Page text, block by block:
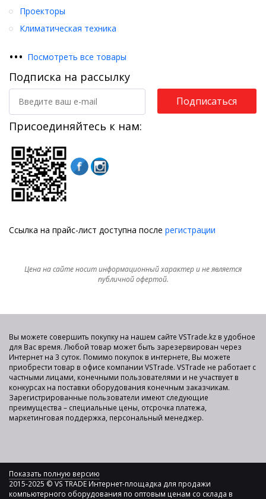
Проекторы
Климатическая техника
••• Посмотреть все товары
Подписка на рассылку
Подписаться
Присоединяйтесь к нам:
Ссылка на прайс-лист доступна после регистрации
Цена на сайте носит информационный характер и не является
публичной офертой.
Вы можете совершить покупку на нашем сайте VSTrade.kz в удобное
для Вас время. Любой товар может быть зарезервирован через
Интернет на 3 суток. Помимо покупок в интернете, Вы можете
приобрести товар в офисе компании VSTrade. VSTrade не работает с
частными лицами, конечными пользователями и не участвует в
конкурсах на поставки оборудования конечным заказчикам.
Зарегистрированные пользователи имеют следующие
преимущества – специальные цены, отсрочка платежа,
маркетинговая поддержка, персональный менеджер.
Показать полную версию
2015-2025 © VS TRADE Интернет-площадка для продажи
компьютерного оборудования по оптовым ценам со склада в